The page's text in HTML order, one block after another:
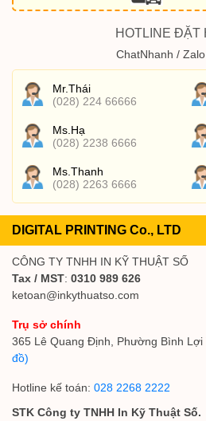
HOTLINE ĐẶT
ChatNhanh /
Mr.Thái
(028) 224 66666
Ms.Hạ
(028) 2238 6666
Ms.Thanh
(028) 2263 6666
DIGITAL PRINTING Co., LTD
CÔNG TY TNHH IN KỸ THUẬT SỐ
Tax / MST: 0310 989 626
ketoan@inkythuatso.com
Trụ sở chính
365 Lê Quang Định, Phường Bình Lợi
đồ)
Hotline kế toán: 028 2268 2222
STK Công ty TNHH In Kỹ Thuật Số.